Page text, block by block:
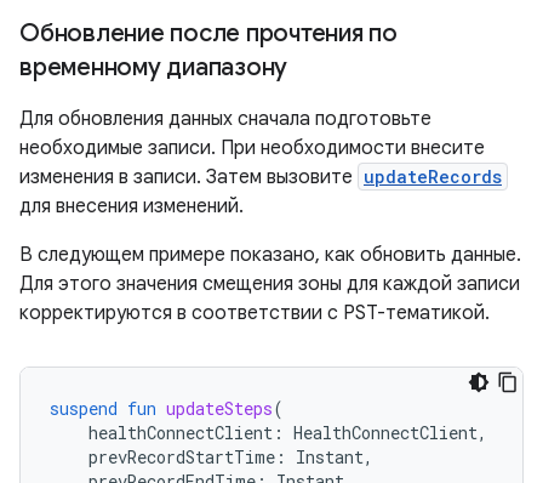
Обновление после прочтения по
временному диапазону
Для обновления данных сначала подготовьте
необходимые записи. При необходимости внесите
изменения в записи. Затем вызовите updateRecords
для внесения изменений.
В следующем примере показано, как обновить данные.
Для этого значения смещения зоны для каждой записи
корректируются в соответствии с PST-тематикой.
suspend fun updateSteps(
healthConnectClient : HealthConnectClient,
prevRecordStartTime : Instant,